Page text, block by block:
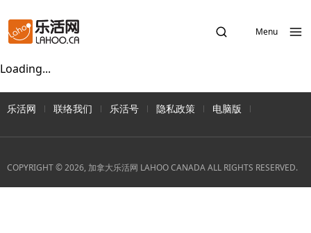
Menu
Loading...
乐活网 联络我们 乐活号 隐私政策 电脑版
COPYRIGHT © 2026, 加拿大乐活网 LAHOO CANADA ALL RIGHTS RESERVED.